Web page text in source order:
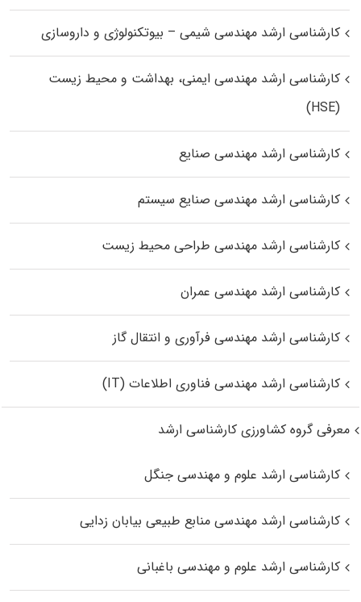
کارشناسی ارشد مهندسی شیمی – بیوتکنولوژی و داروسازی
کارشناسی ارشد مهندسی ایمنی، بهداشت و محیط زیست
(HSE)
کارشناسی ارشد مهندسی صنایع
کارشناسی ارشد مهندسی صنایع سیستم
کارشناسی ارشد مهندسی طراحی محیط زیست
کارشناسی ارشد مهندسی عمران
کارشناسی ارشد مهندسی فرآوری و انتقال گاز
کارشناسی ارشد مهندسی فناوری اطلاعات (IT)
معرفی گروه کشاورزی کارشناسی ارشد
کارشناسی ارشد علوم و مهندسی جنگل
کارشناسی ارشد مهندسی منابع طبیعی بیابان زدایی
کارشناسی ارشد علوم و مهندسی باغبانی